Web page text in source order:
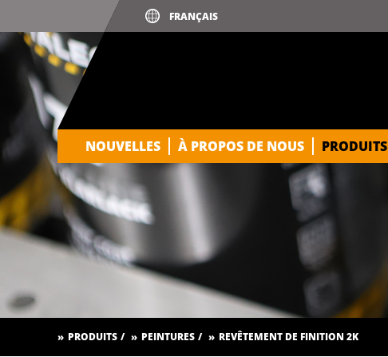
NOUVELLES À PROPOS DE NOUS PRODUITS
PRODUITS PEINTURES REVÊTEMENT DE FINITION 2K